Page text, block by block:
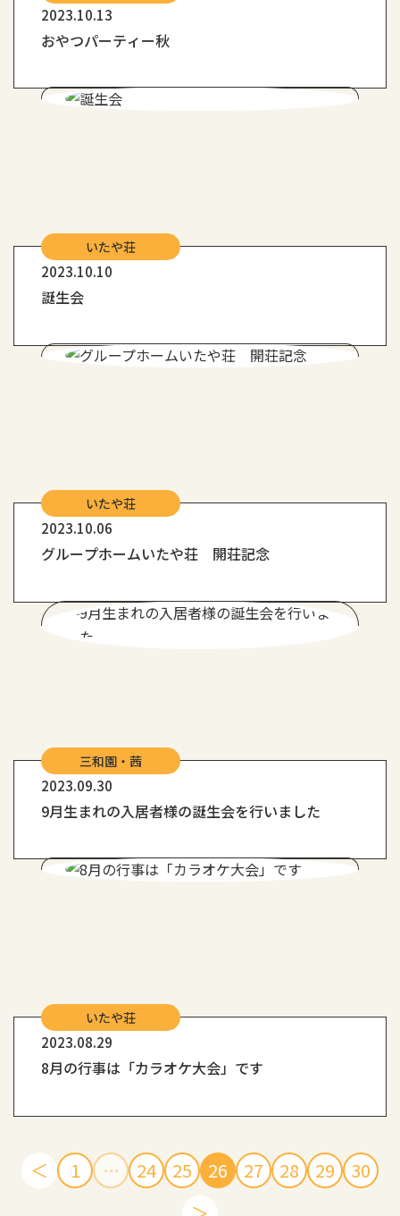
2023.10.13
おやつパーティー秋
いたや荘
2023.10.10
誕生会
いたや荘
2023.10.06
グループホームいたや荘 開荘記念
三和園・茜
2023.09.30
9月生まれの入居者様の誕生会を行いました
いたや荘
2023.08.29
8月の行事は「カラオケ大会」です
＜ 1 … 24 25 26 27 28 29
30